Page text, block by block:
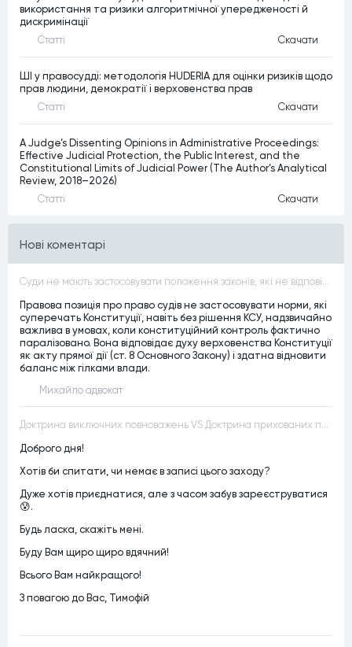
використання та ризики алгоритмічної упередженості й
дискримінації
Статтi Скачати
ШІ у правосудді: методологія HUDERIA для оцінки ризиків щодо
прав людини, демократії і верховенства прав
Статтi Скачати
A Judge’s Dissenting Opinions in Administrative Proceedings:
Effective Judicial Protection, the Public Interest, and the
Constitutional Limits of Judicial Power (The Author’s Analytical
Review, 2018–2026)
Статтi Скачати
Нові коментарі
Суди не мають застосовувати положення законів, які не відповідають Конституції, незалежно від того, чи визнавалися вони Конституційним Судом України неконституційними, тобто закони, що суперечать Конституції України не можуть застосовуватися навіть у випадках, коли вони є чинними
Правова позиція про право судів не застосовувати норми, які
суперечать Конституції, навіть без рішення КСУ, надзвичайно
важлива в умовах, коли конституційний контроль фактично
паралізовано. Вона відповідає духу верховенства Конституції
як акту прямої дії (ст. 8 Основного Закону) і здатна відновити
баланс між гілками влади.
Михайло адвокат
Доктрина виключних повноважень VS Доктрина прихованих повноважень
Доброго дня!
Хотів би спитати, чи немає в записі цього заходу?
Дуже хотів приєднатися, але з часом забув зареєструватися
😰.
Будь ласка, скажіть мені.
Буду Вам щиро щиро вдячний!
Всього Вам найкращого!
З повагою до Вас, Тимофій